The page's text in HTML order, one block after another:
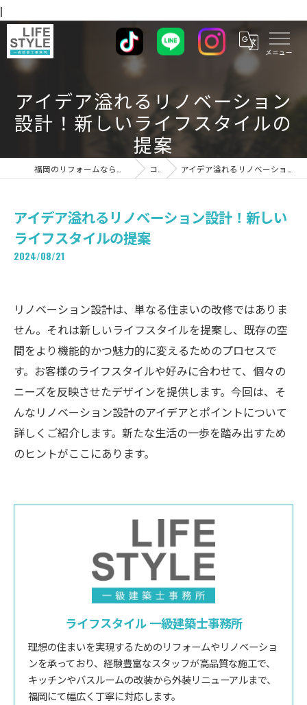
|
アイデア溢れるリノベーション
設計！新しいライフスタイルの
提案
コラム アイデア溢れるリノベーション設計！新しいライフスタイルの提案
アイデア溢れるリノベーション設計！新しい
ライフスタイルの提案
2024/08/21
リノベーション設計は、単なる住まいの改修ではありま
せん。それは新しいライフスタイルを提案し、既存の空
間をより機能的かつ魅力的に変えるためのプロセスで
す。お客様のライフスタイルや好みに合わせて、個々の
ニーズを反映させたデザインを提供します。今回は、そ
んなリノベーション設計のアイデアとポイントについて
詳しくご紹介します。新たな生活の一歩を踏み出すため
のヒントがここにあります。
ライフスタイル 一級建築士事務所
理想の住まいを実現するためのリフォームやリノベーショ
ンを承っており、経験豊富なスタッフが高品質な施工で、
キッチンやバスルームの改装から外装リニューアルまで、
福岡にて幅広く丁寧に対応します。